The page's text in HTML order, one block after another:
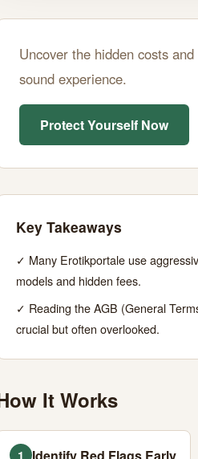
Erotikportal
Deutschland:
Darauf
JUNE
2026
MIN
READ
2,797
Uncover the hidden costs
sound experience.
Protect Yourself Now
Key Takeaways
✓ Many Erotikportale use
models and hidden fees.
✓ Reading the AGB (General
crucial but often overlooked.
It Works
1